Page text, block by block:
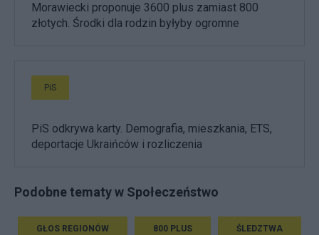
Morawiecki proponuje 3600 plus zamiast 800
złotych. Środki dla rodzin byłyby ogromne
PiS
PiS odkrywa karty. Demografia, mieszkania, ETS,
deportacje Ukraińców i rozliczenia
Podobne tematy w Społeczeństwo
GŁOS REGIONÓW 800 PLUS ŚLEDZTWA